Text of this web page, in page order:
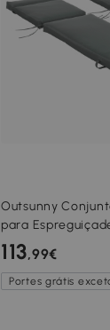
Outsunny
para
Almofada para
Acolchoada para
113,99€
Portes grátis